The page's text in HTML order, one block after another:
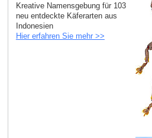
Kreative Namensgebung für 103
neu entdeckte Käferarten aus
Indonesien
Hier erfahren Sie mehr >>